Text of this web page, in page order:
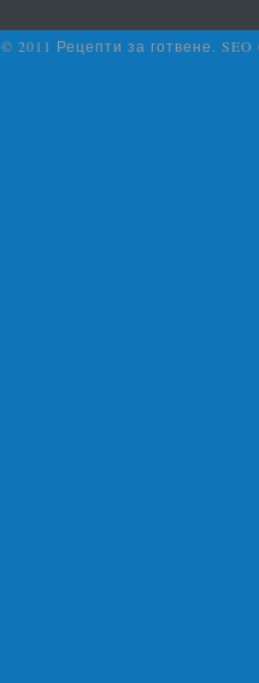
© 2011 Рецепти за готвене.